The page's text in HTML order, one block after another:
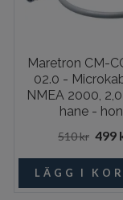
Maretron CM-
02.0 -
NMEA 2000, 2,0
hane -
510 kr 499